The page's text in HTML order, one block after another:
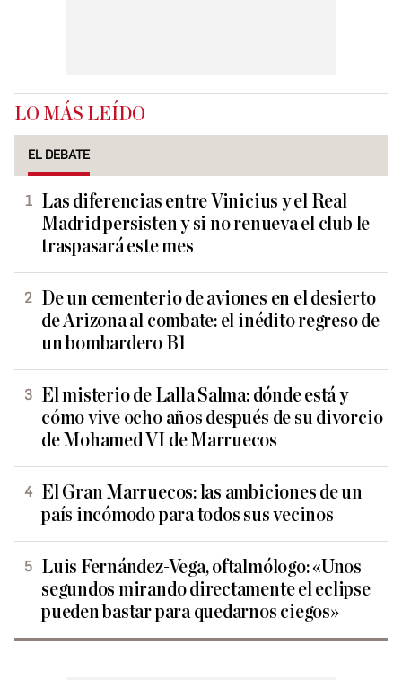
LO MÁS LEÍDO
EL DEBATE
Las diferencias entre Vinicius y el Real
Madrid persisten y si no renueva el club le
traspasará este mes
De un cementerio de aviones en el desierto
de Arizona al combate: el inédito regreso de
un bombardero B1
El misterio de Lalla Salma: dónde está y
cómo vive ocho años después de su divorcio
de Mohamed VI de Marruecos
El Gran Marruecos: las ambiciones de un
país incómodo para todos sus vecinos
Luis Fernández-Vega, oftalmólogo: «Unos
segundos mirando directamente el eclipse
pueden bastar para quedarnos ciegos»